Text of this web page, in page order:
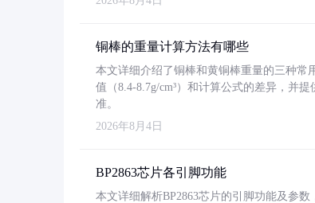
铜棒的重量计算方法有哪些
本文详细介绍了铜棒和黄铜棒重量的三种常
值（8.4-8.7g/cm³）和计算公式的差异，并
准。
2026年8月4日
BP2863芯片各引脚功能
本文详细解析BP2863芯片的引脚功能及参